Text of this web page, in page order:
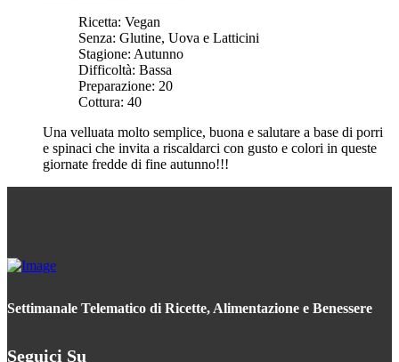
Ricetta: Vegan
Senza: Glutine, Uova e Latticini
Stagione: Autunno
Difficoltà: Bassa
Preparazione: 20
Cottura: 40
Una velluata molto semplice, buona e salutare a base di porri
e spinaci che invita a riscaldarci con gusto e colori in queste
giornate fredde di fine autunno!!!
Settimanale Telematico di Ricette, Alimentazione e Benessere
Seguici Su